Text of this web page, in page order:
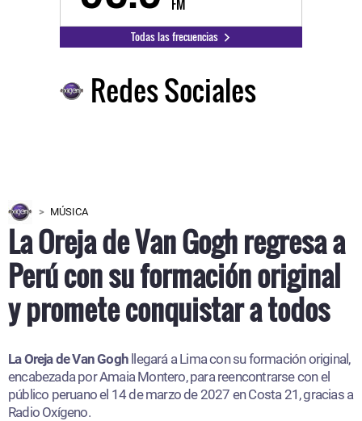
Todas las frecuencias
Redes Sociales
MÚSICA
La Oreja de Van Gogh regresa a
Perú con su formación original
y promete conquistar a todos
La Oreja de Van Gogh llegará a Lima con su formación original,
encabezada por Amaia Montero, para reencontrarse con el
público peruano el 14 de marzo de 2027 en Costa 21, gracias a
Radio Oxígeno.